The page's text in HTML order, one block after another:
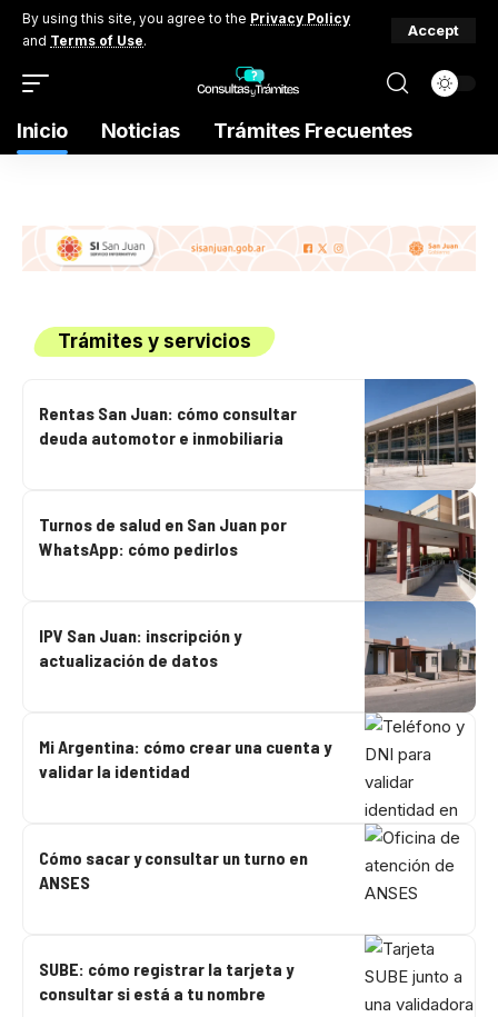
By using this site, you agree to the Privacy Policy
and Terms of Use.
Accept
Inicio Noticias Trámites Frecuentes
Trámites y servicios
Rentas San Juan: cómo consultar
deuda automotor e inmobiliaria
Turnos de salud en San Juan por
WhatsApp: cómo pedirlos
IPV San Juan: inscripción y
actualización de datos
Mi Argentina: cómo crear una cuenta y
validar la identidad
Cómo sacar y consultar un turno en
ANSES
SUBE: cómo registrar la tarjeta y
consultar si está a tu nombre